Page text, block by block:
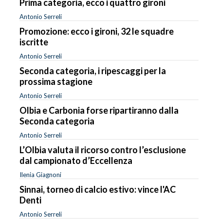
Prima categoria, ecco i quattro gironi
Antonio Serreli
Promozione: ecco i gironi, 32 le squadre
iscritte
Antonio Serreli
Seconda categoria, i ripescaggi per la
prossima stagione
Antonio Serreli
Olbia e Carbonia forse ripartiranno dalla
Seconda categoria
Antonio Serreli
L’Olbia valuta il ricorso contro l’esclusione
dal campionato d’Eccellenza
Ilenia Giagnoni
Sinnai, torneo di calcio estivo: vince l'AC
Denti
Antonio Serreli